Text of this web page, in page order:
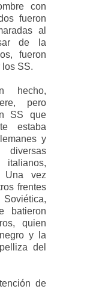
con
fueron
al
de la
fueron
SS.
hecho,
pero
SS que
estaba
y
italianos,
Una vez
frentes
batieron
quien
y la
del
de